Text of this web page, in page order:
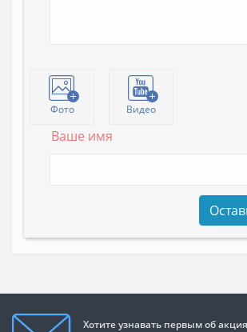
Фото Видео
Ваше имя
Хотите узнавать первым об